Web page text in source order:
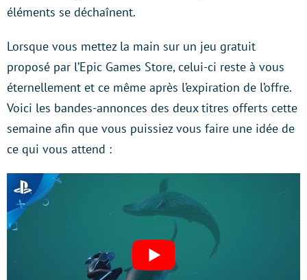
éléments se déchaînent.
Lorsque vous mettez la main sur un jeu gratuit
proposé par l’Epic Games Store, celui-ci reste à vous
éternellement et ce même après l’expiration de l’offre.
Voici les bandes-annonces des deux titres offerts cette
semaine afin que vous puissiez vous faire une idée de
ce qui vous attend :